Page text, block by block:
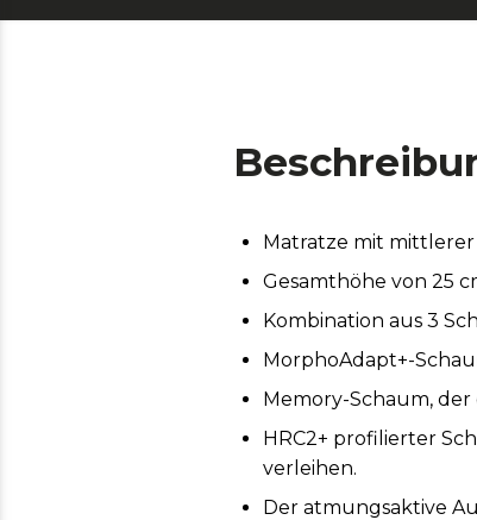
Matratze mit mittlerer
Gesamthöhe von 25
Kombination aus 3
MorphoAdapt+-
Memory-Schaum,
HRC2+ profilierter
verleihen.
Der atmungsaktive